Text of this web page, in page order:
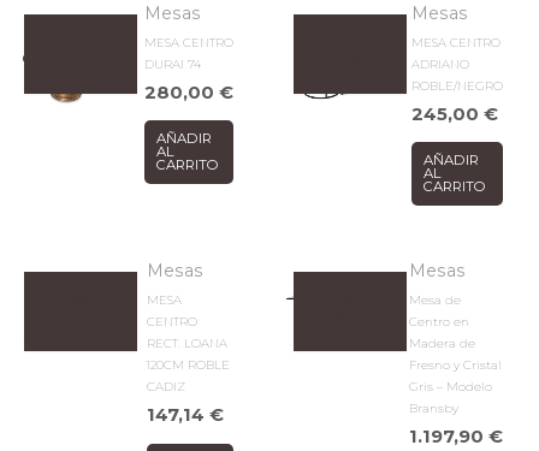
Mesas
MESA CENTRO
DURAI 74
280,00€
AÑADIR
AL
CARRITO
Mesas
MESA CENTRO
ADRIANO
ROBLE/NEGRO
245,00€
AÑADIR
AL
CARRITO
Mesas
MESA
CENTRO
RECT. LOANA
120CM ROBLE
CADIZ
147,14€
Mesas
Mesa de
Centro en
Madera de
Fresno y Cristal
Gris – Modelo
Bransby
1.197,90€